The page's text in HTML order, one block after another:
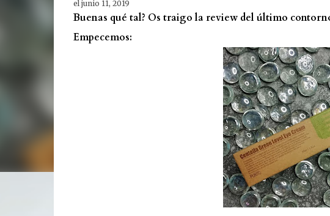
el junio 11, 2019
Buenas qué tal? Os traigo la review del último
Empecemos: